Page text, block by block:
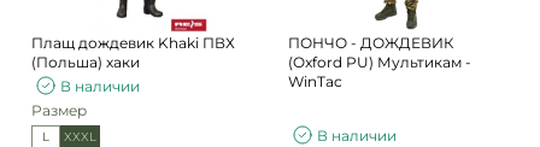
Плащ дождевик Khaki ПВХ
(Польша) хаки
В наличии
Размер
L XXXL
ПОНЧО - ДОЖДЕВИК
(Oxford PU) Мультикам -
WinTac
В наличии